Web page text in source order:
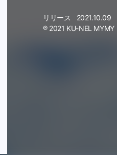
リリース
2021.10.09
℗ 2021 KU-NEL MYMY